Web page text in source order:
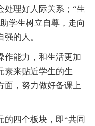
处理好人际关系；“生
学生树立自尊，走向
的人。
作能力，和生活更加
素来贴近学生的生
面，努力做好备课上
的四个板块，即“共同